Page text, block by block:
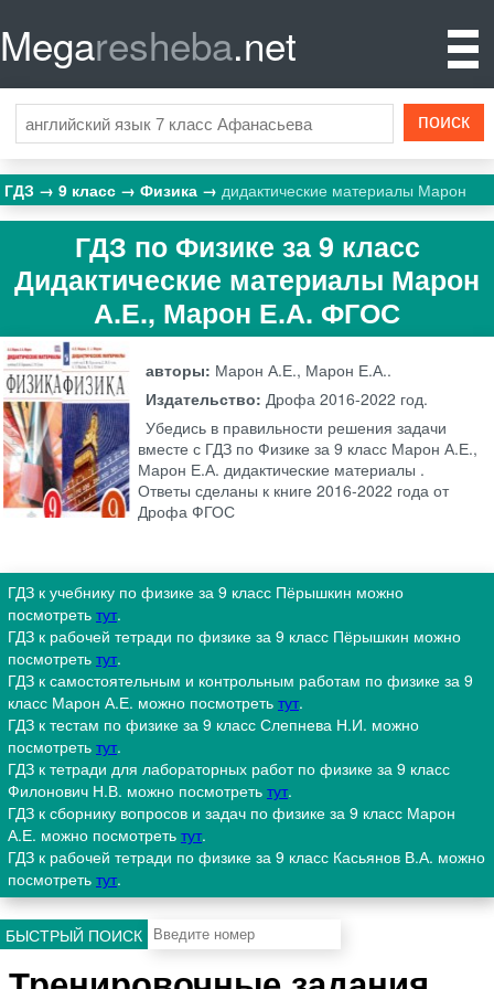
Megaresheba.net
ГДЗ 9 класс Физика дидактические материалы Марон
ГДЗ по Физике за 9 класс
Дидактические материалы Марон
А.Е., Марон Е.А. ФГОС
авторы: Марон А.Е., Марон Е.А..
Издательство:Дрофа 2016-2022 год.
Убедись в правильности решения задачи
вместе с ГДЗ по Физике за 9 класс Марон А.Е.,
Марон Е.А. дидактические материалы .
Ответы сделаны к книге 2016-2022 года от
Дрофа ФГОС
ГДЗ к учебнику по физике за 9 класс Пёрышкин можно
посмотреть тут.
ГДЗ к рабочей тетради по физике за 9 класс Пёрышкин можно
посмотреть тут.
ГДЗ к самостоятельным и контрольным работам по физике за 9
класс Марон А.Е. можно посмотреть тут.
ГДЗ к тестам по физике за 9 класс Слепнева Н.И. можно
посмотреть тут.
ГДЗ к тетради для лабораторных работ по физике за 9 класс
Филонович Н.В. можно посмотреть тут.
ГДЗ к сборнику вопросов и задач по физике за 9 класс Марон
А.Е. можно посмотреть тут.
ГДЗ к рабочей тетради по физике за 9 класс Касьянов В.А. можно
посмотреть тут.
БЫСТРЫЙ ПОИСК